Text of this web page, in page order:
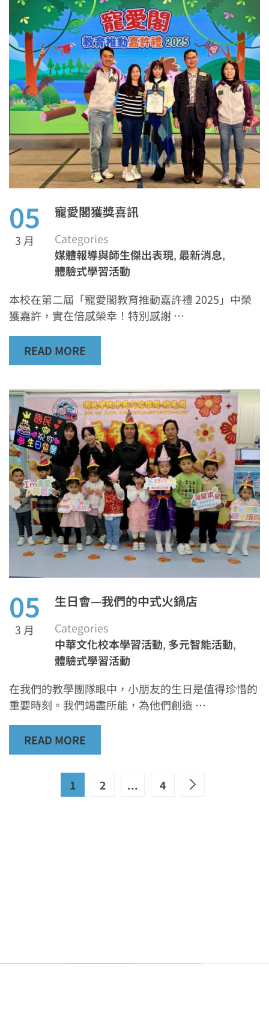
05
3 月
寵愛閣獲獎喜訊
Categories
媒體報導與師生傑出表現, 最新消息,
體驗式學習活動
本校在第二屆「寵愛閣教育推動嘉許禮 2025」中榮
獲嘉許，實在倍感榮幸！特別感謝 …
READ MORE
05
3 月
生日會—我們的中式火鍋店
Categories
中華文化校本學習活動, 多元智能活動,
體驗式學習活動
在我們的教學團隊眼中，小朋友的生日是值得珍惜的
重要時刻。我們竭盡所能，為他們創造 …
READ MORE
1 2 ... 4